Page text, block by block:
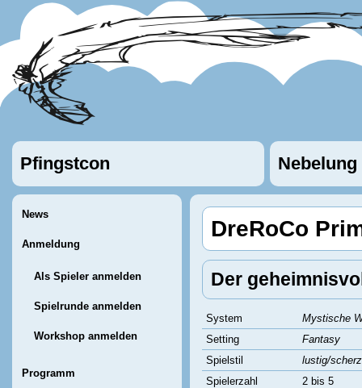
Pfingstcon Nebelung
News
Anmeldung
Als Spieler anmelden
Spielrunde anmelden
Workshop anmelden
Programm
DreRoCo
Der
System
Mystische
Setting
Fantasy
Spielstil
lustig/
Spielerzahl
2 bis 5